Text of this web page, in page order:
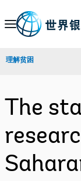
Skip
Navigation
理解贫困
The